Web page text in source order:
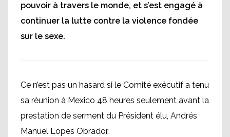
pouvoir à travers le monde, et s’est engagé à
continuer la lutte contre la violence fondée
sur le sexe.
Ce n’est pas un hasard si le Comité exécutif a tenu
sa réunion à Mexico 48 heures seulement avant la
prestation de serment du Président élu, Andrés
Manuel Lopes Obrador.